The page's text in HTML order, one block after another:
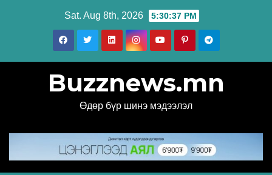
Sat. Aug 8th, 2026 5:30:38 PM
Buzznews.mn
Өдөр бүр шинэ мэдээлэл